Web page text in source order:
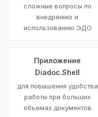
сложные вопросы по
внедрению и
использованию ЭДО
Приложение
Diadoc.Shell
для повышения удобства
работы при больших
объемах документов